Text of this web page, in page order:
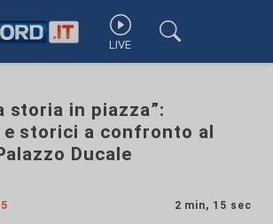
LIVE
storia in piazza”:
e storici a confronto al
Ducale
2 min, 15 sec